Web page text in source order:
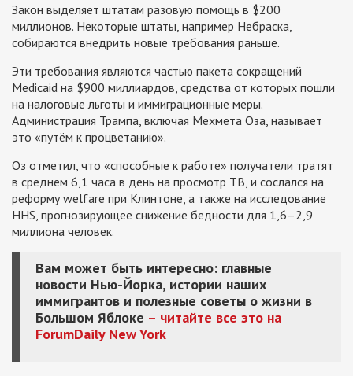
Закон выделяет штатам разовую помощь в $200
миллионов. Некоторые штаты, например Небраска,
собираются внедрить новые требования раньше.
Эти требования являются частью пакета сокращений
Medicaid на $900 миллиардов, средства от которых пошли
на налоговые льготы и иммиграционные меры.
Администрация Трампа, включая Мехмета Оза, называет
это «путём к процветанию».
Оз отметил, что «способные к работе» получатели тратят
в среднем 6,1 часа в день на просмотр ТВ, и сослался на
реформу welfare при Клинтоне, а также на исследование
HHS, прогнозирующее снижение бедности для 1,6–2,9
миллиона человек.
Вам может быть интересно: главные
новости Нью-Йорка, истории наших
иммигрантов и полезные советы о жизни в
Большом Яблоке – читайте все это на
ForumDaily New York